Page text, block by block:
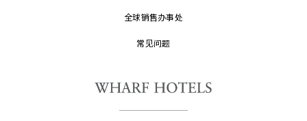
全球销售办事处
常见问题